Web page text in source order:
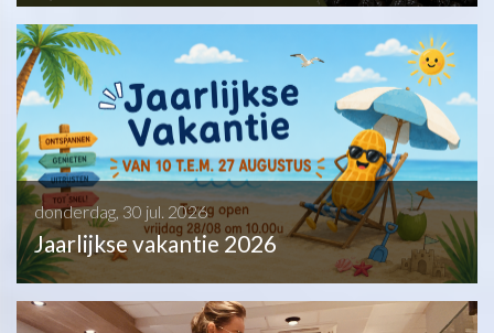
donderdag, 30 jul. 2026
Jaarlijkse vakantie 2026